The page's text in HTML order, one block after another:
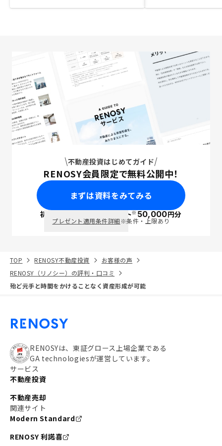
不動産投資はじめてガイド
RENOSY会員限定で無料公開中！
まずは資料をみてみる
初回面談で ポイント※50,000円分
プレゼント適用条件詳細※条件・上限あり
TOP RENOSY不動産投資
お客様の声
RENOSY（リノシー）の評判・口コミ
殆ど元手と時間をかけることなく資産形成が可能
RENOSYは、東証グロース上場企業である
GA technologiesが運営しています。
サービス
不動産投資
不動産売却
関連サイト
Modern Standard
RENOSY 利諾喜